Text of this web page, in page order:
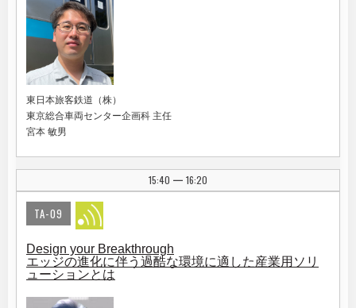
東日本旅客鉄道（株）
東京総合車両センター企画科 主任
宮本 敏男
15:40 | 16:20
TA-09
Design your Breakthrough
エッジの進化に伴う過酷な環境に適した産業用ソリ
ューションとは